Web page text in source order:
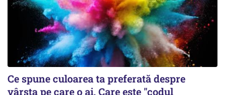
Ce spune culoarea ta preferată despre
vârsta pe care o ai. Care este "codul